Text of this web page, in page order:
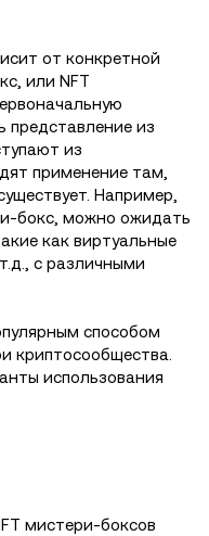
от конкретной
или NFT
представление из
из
применение там,
Например,
бокс, можно ожидать
как виртуальные
с различными
способом
криптосообщества.
использования
мистери-боксов